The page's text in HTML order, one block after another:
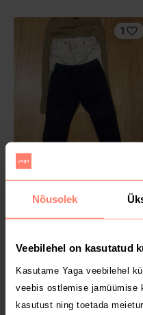
Nõusolek
Veebilehel on kasutatud
Kasutame Yaga veebilehel
veebis ostlemise jamüümise
kasutust ning toetada
1
8 €
H&M
2